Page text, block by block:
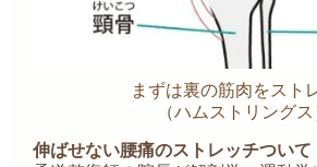
まずは裏の筋肉をスト
（ハムストリングス
伸ばせない腰痛のストレッチついて